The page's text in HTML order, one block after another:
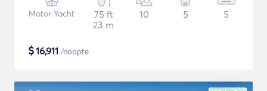
Motor Yacht
75 ft
23 m
10 5 5
$16,911 /noapte